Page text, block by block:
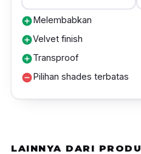
add_circleMelembabkan
add_circleVelvet finish
add_circleTransproof
remove_circlePilihan shades terbatas
LAINNYA DARI